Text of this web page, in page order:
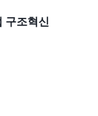
구조혁신